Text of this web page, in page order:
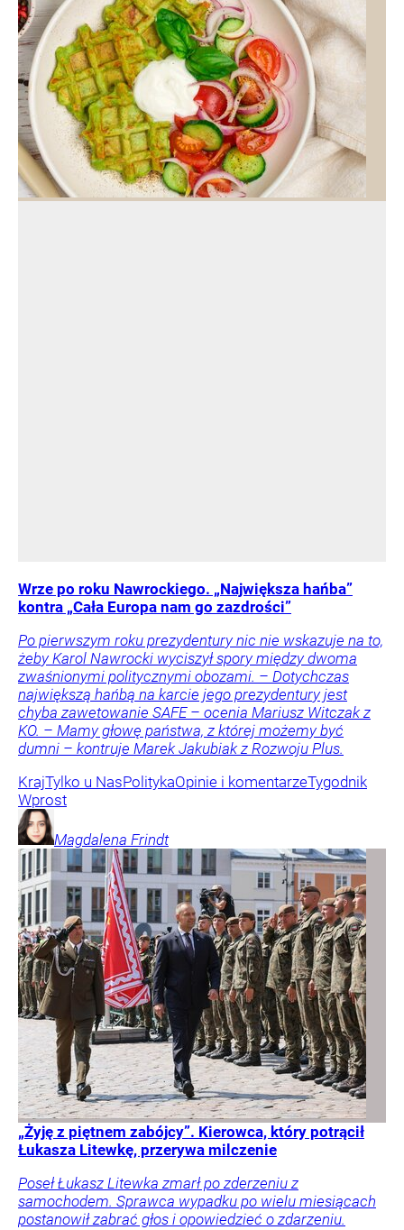
Wrze po roku Nawrockiego. „Największa hańba”
kontra „Cała Europa nam go zazdrości”
Po pierwszym roku prezydentury nic nie wskazuje na to,
żeby Karol Nawrocki wyciszył spory między dwoma
zwaśnionymi politycznymi obozami. – Dotychczas
największą hańbą na karcie jego prezydentury jest
chyba zawetowanie SAFE – ocenia Mariusz Witczak z
KO. – Mamy głowę państwa, z której możemy być
dumni – kontruje Marek Jakubiak z Rozwoju Plus.
KrajTylko u NasPolitykaOpinie i komentarzeTygodnik
Wprost
Magdalena Frindt
„Żyję z piętnem zabójcy”. Kierowca, który potrącił
Łukasza Litewkę, przerywa milczenie
Poseł Łukasz Litewka zmarł po zderzeniu z
samochodem. Sprawca wypadku po wielu miesiącach
postanowił zabrać głos i opowiedzieć o zdarzeniu.